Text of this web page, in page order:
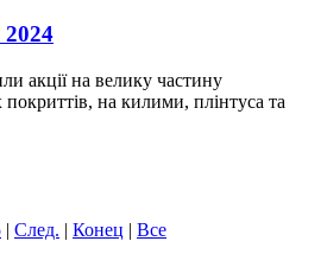
2024
акції на велику частину
на килими, плінтуса та
| След. | Конец | Все